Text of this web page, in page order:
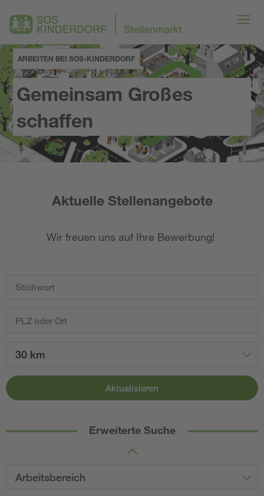
ARBEITEN BEI SOS-KINDERDORF
Gemeinsam Großes
schaffen
Aktuelle Stellenangebote
Wir freuen uns auf Ihre Bewerbung!
30 km
Aktualisieren
Erweiterte Suche
Arbeitsbereich